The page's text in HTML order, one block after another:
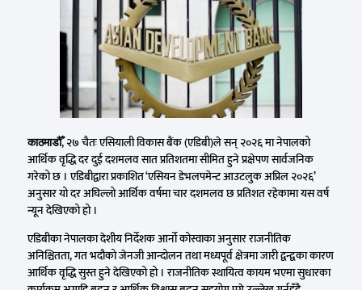
काठमाडौँ, २७ चैतः एसियाली विकास बैंक (एडिबी)ले सन् २०२६ मा नेपालको
आर्थिक वृद्धि दर दुई दशमलव सात प्रतिशतमा सीमित हुने प्रक्षेपण सार्वजनिक
गरेको छ । एडिबीद्वारा प्रकाशित ‘एसियन डेभलपमेन्ट आउटलुक अप्रिल २०२६’
अनुसार यो दर अघिल्लो आर्थिक वर्षमा चार दशमलव छ प्रतिशत रहेकामा यस वर्ष
न्यून देखिएको हो ।
एडिबीका नेपालका देशीय निर्देशक आर्नो कोस्वाका अनुसार राजनीतिक
अनिश्चितता, गत भदौको जेनजी आन्दोलन तथा मध्यपूर्व क्षेत्रमा जारी द्वन्द्वका कारण
आर्थिक वृद्धि सुस्त हुने देखिएको हो । राजनीतिक स्थायित्व कायम भएमा सुधारका